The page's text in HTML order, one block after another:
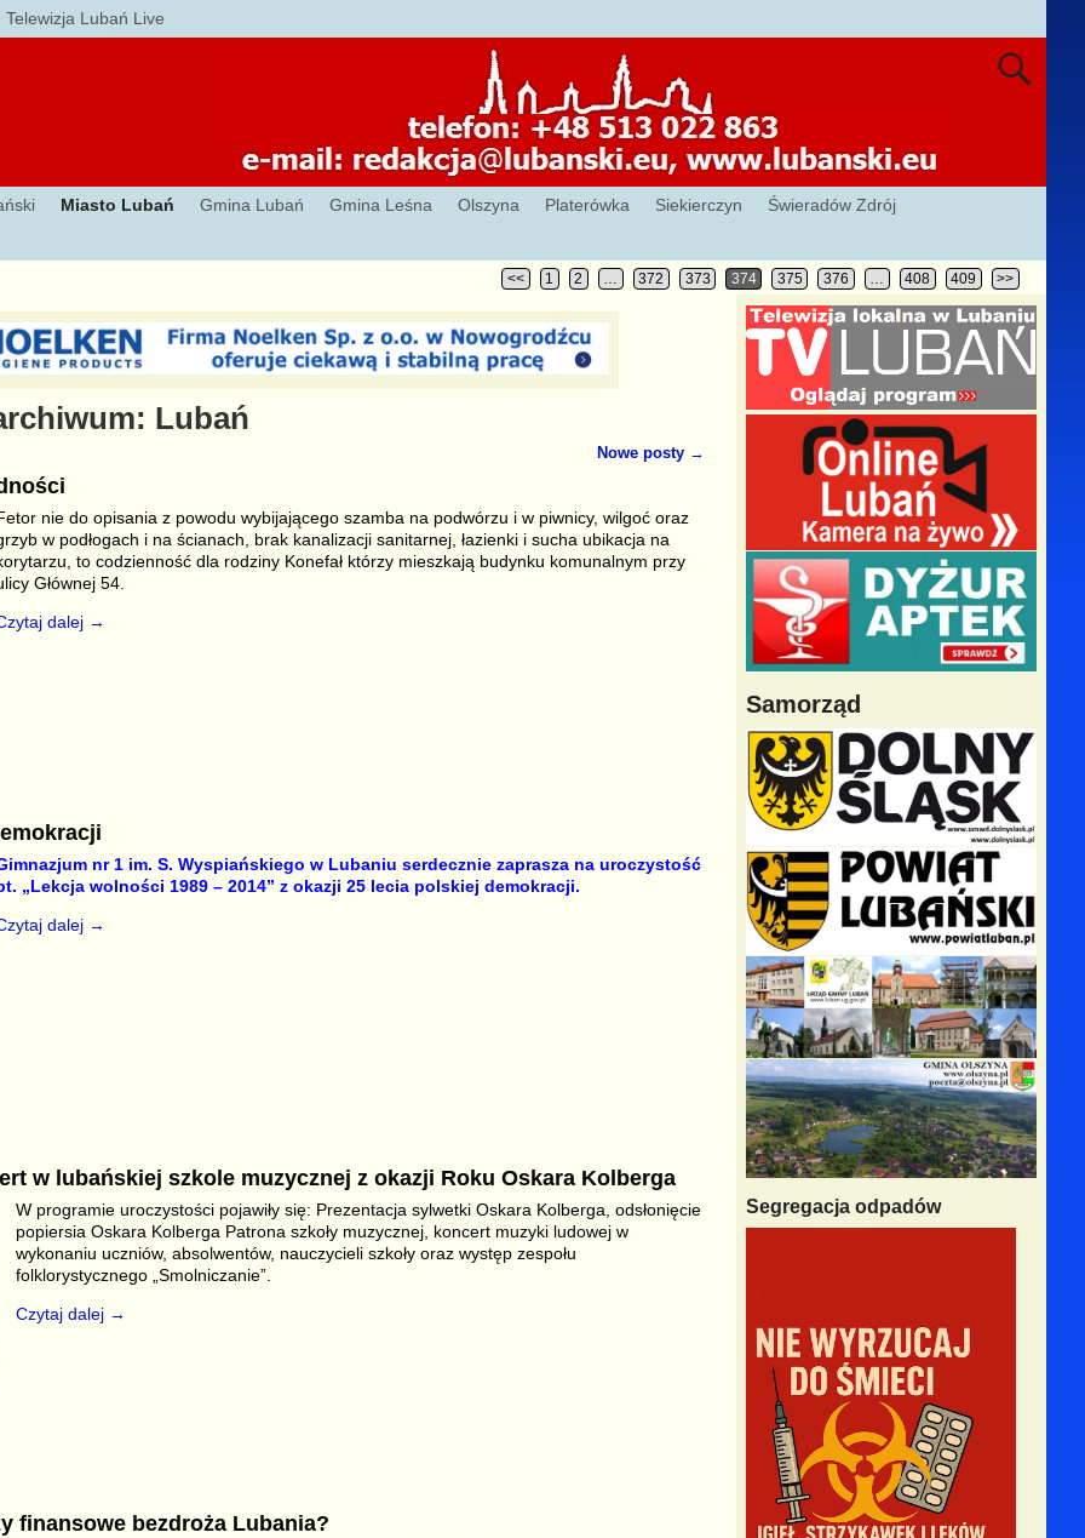
Telewizja Lubań Live
Miasto Lubań Gmina Lubań Gmina Leśna Olszyna Platerówka Siekierczyn
Świeradów Zdrój
<< 1 2 … 372 373 374 375 376 … 408 409 >>
Lubań
Nowe posty →
nie do opisania z powodu wybijającego szamba na podwórzu i w piwnicy, wilgoć oraz
w podłogach i na ścianach, brak kanalizacji sanitarnej, łazienki i sucha ubikacja na
to codzienność dla rodziny Konefał którzy mieszkają budynku komunalnym przy
Głównej 54.
dalej →
nr 1 im. S. Wyspiańskiego w Lubaniu serdecznie zaprasza na uroczystość
„Lekcja wolności 1989 – 2014” z okazji 25 lecia polskiej demokracji.
dalej →
w lubańskiej szkole muzycznej z okazji Roku Oskara Kolberga
W programie uroczystości pojawiły się: Prezentacja sylwetki Oskara Kolberga, odsłonięcie
popiersia Oskara Kolberga Patrona szkoły muzycznej, koncert muzyki ludowej w
wykonaniu uczniów, absolwentów, nauczycieli szkoły oraz występ zespołu
folklorystycznego „Smolniczanie”.
Czytaj dalej →
finansowe bezdroża Lubania?
Samorząd
Segregacja odpadów